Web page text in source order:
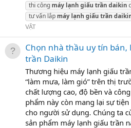
thi công máy lạnh giấu trần daikin
tư vấn lắp máy lạnh giấu trần
VẶT
Chọn nhà thầu uy tín bán,
trần Daikin
Thương hiệu máy lạnh giấu
“làm mưa, làm gió” trên thị
chất lượng cao, độ bền và
phẩm này còn mang lại sự
cho người sử dụng. Chúng ta
sản phẩm máy lạnh giấu trần